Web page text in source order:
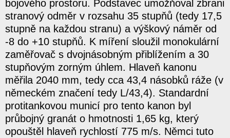
bojového prostoru. Podstavec umožňoval zbrani
stranový odměr v rozsahu 35 stupňů (tedy 17,5
stupně na každou stranu) a výškový náměr od
-8 do +10 stupňů. K míření sloužil monokulární
zaměřovač s dvojnásobným přiblížením a 30
stupňovým zorným úhlem. Hlaveň kanonu
měřila 2040 mm, tedy cca 43,4 násobků ráže (v
německém značení tedy L/43,4). Standardní
protitankovou municí pro tento kanon byl
průbojný granát o hmotnosti 1,65 kg, který
opouštěl hlaveň rychlostí 775 m/s. Němci tuto